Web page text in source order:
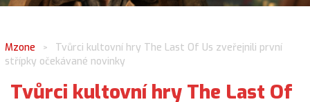
Mzone >
Tvůrci kultovní hry The Last Of Us zveřejnili první
střípky očekávané novinky
Tvůrci kultovní hry The Last Of